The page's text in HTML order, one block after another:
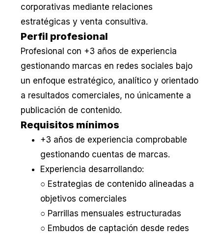
corporativas mediante relaciones
estratégicas y venta consultiva.
Perfil profesional
Profesional con +3 años de experiencia
gestionando marcas en redes sociales bajo
un enfoque estratégico, analítico y orientado
a resultados comerciales, no únicamente a
publicación de contenido.
Requisitos mínimos
+3 años de experiencia comprobable
gestionando cuentas de marcas.
Experiencia desarrollando:
○ Estrategias de contenido alineadas a
objetivos comerciales
○ Parrillas mensuales estructuradas
○ Embudos de captación desde redes